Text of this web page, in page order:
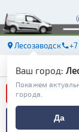
Лесозаводск
АКБ
ПОДБОР
Ваш город:
Покажем
города.
Да